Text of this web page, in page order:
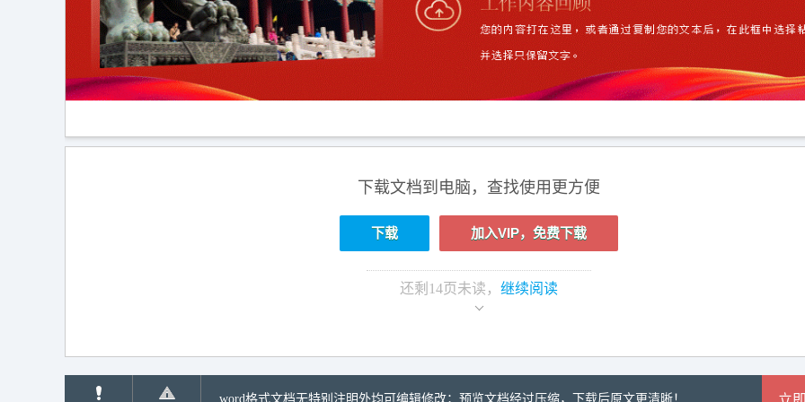
下载文档到电脑，查找使用更方便
下载 加入VIP，免费下载
还剩 14页未读， 继续阅读
word格式文档无特别注明外均可编辑修改；预览文档经过压缩，下载后原文更清晰！